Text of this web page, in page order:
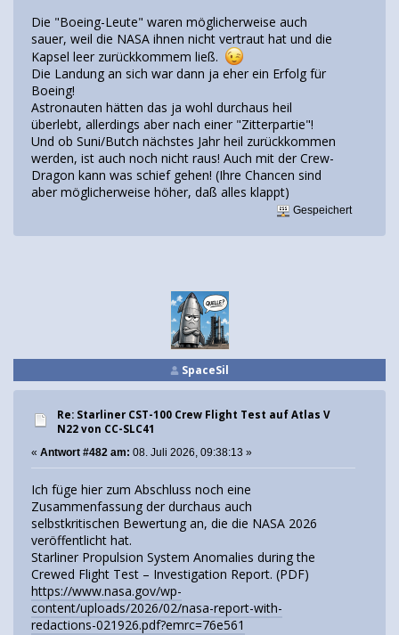
Die "Boeing-Leute" waren möglicherweise auch
sauer, weil die NASA ihnen nicht vertraut hat und die
Kapsel leer zurückkommem ließ.
Die Landung an sich war dann ja eher ein Erfolg für
Boeing!
Astronauten hätten das ja wohl durchaus heil
überlebt, allerdings aber nach einer "Zitterpartie"!
Und ob Suni/Butch nächstes Jahr heil zurückkommen
werden, ist auch noch nicht raus! Auch mit der Crew-
Dragon kann was schief gehen! (Ihre Chancen sind
aber möglicherweise höher, daß alles klappt)
Gespeichert
SpaceSil
Re: Starliner CST-100 Crew Flight Test auf Atlas V
N22 von CC-SLC41
« Antwort #482 am: 08. Juli 2026, 09:38:13 »
Ich füge hier zum Abschluss noch eine
Zusammenfassung der durchaus auch
selbstkritischen Bewertung an, die die NASA 2026
veröffentlicht hat.
Starliner Propulsion System Anomalies during the
Crewed Flight Test – Investigation Report. (PDF)
https://www.nasa.gov/wp-
content/uploads/2026/02/nasa-report-with-
redactions-021926.pdf?emrc=76e561